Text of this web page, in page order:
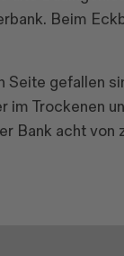
Beim
Seite gefallen
im Trockenen
Bank acht von